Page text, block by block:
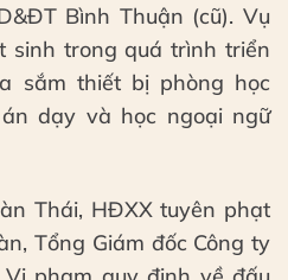
Bình Thuận (cũ). Vụ
sinh trong quá trình triển
sắm thiết bị phòng học
dạy và học ngoại ngữ
Thái, HĐXX tuyên phạt
Tổng Giám đốc Công ty